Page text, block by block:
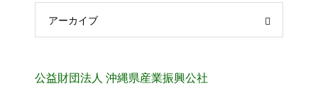
アーカイブ
公益財団法人 沖縄県産業振興公社